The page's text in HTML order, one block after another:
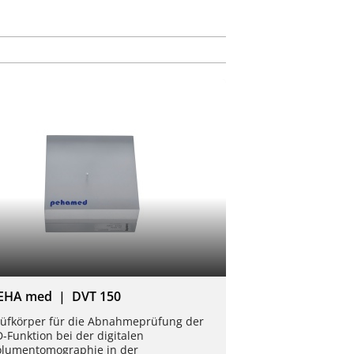
med | DVT 150
für die Abnahmeprüfung der
Funktion bei der digitalen
in der